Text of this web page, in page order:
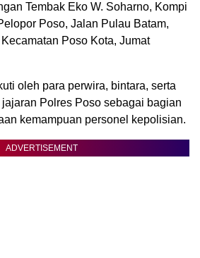
Tembak Eko W. Soharno, Kompi
Poso, Jalan Pulau Batam,
Poso Kota, Jumat
oleh para perwira, bintara, serta
Polres Poso sebagai bagian
kemampuan personel kepolisian.
ADVERTISEMENT